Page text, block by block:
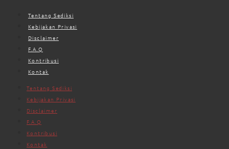
Tentang Sediksi
Kebijakan Privasi
Disclaimer
F.A.Q
Kontribusi
Kontak
Tentang Sediksi
Kebijakan Privasi
Disclaimer
F.A.Q
Kontribusi
Kontak